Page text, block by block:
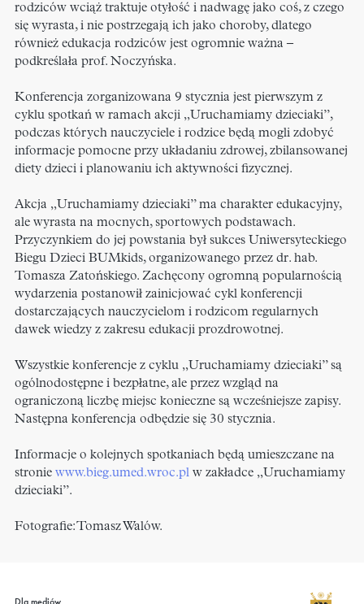
rodziców wciąż traktuje otyłość i nadwagę jako coś, z czego
się wyrasta, i nie postrzegają ich jako choroby, dlatego
również edukacja rodziców jest ogromnie ważna –
podkreślała prof. Noczyńska.
Konferencja zorganizowana 9 stycznia jest pierwszym z
cyklu spotkań w ramach akcji „Uruchamiamy dzieciaki”,
podczas których nauczyciele i rodzice będą mogli zdobyć
informacje pomocne przy układaniu zdrowej, zbilansowanej
diety dzieci i planowaniu ich aktywności fizycznej.
Akcja „Uruchamiamy dzieciaki” ma charakter edukacyjny,
ale wyrasta na mocnych, sportowych podstawach.
Przyczynkiem do jej powstania był sukces Uniwersyteckiego
Biegu Dzieci BUMkids, organizowanego przez dr. hab.
Tomasza Zatońskiego. Zachęcony ogromną popularnością
wydarzenia postanowił zainicjować cykl konferencji
dostarczających nauczycielom i rodzicom regularnych
dawek wiedzy z zakresu edukacji prozdrowotnej.
Wszystkie konferencje z cyklu „Uruchamiamy dzieciaki” są
ogólnodostępne i bezpłatne, ale przez wzgląd na
ograniczoną liczbę miejsc konieczne są wcześniejsze zapisy.
Następna konferencja odbędzie się 30 stycznia.
Informacje o kolejnych spotkaniach będą umieszczane na
stronie www.bieg.umed.wroc.pl w zakładce „Uruchamiamy
dzieciaki”.
Fotografie: Tomasz Walów.
Dla mediów